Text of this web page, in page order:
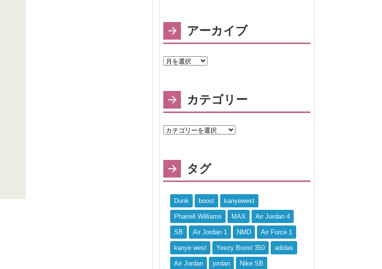
アーカイブ
カテゴリー
タグ
Dunk boost kanyewest
Pharrell Williams MAX Air Jordan 4
SB Air Jordan 1 NMD Air Force 1
kanye west Yeezy Boost 350 adidas
Air Jordan jordan Nike SB